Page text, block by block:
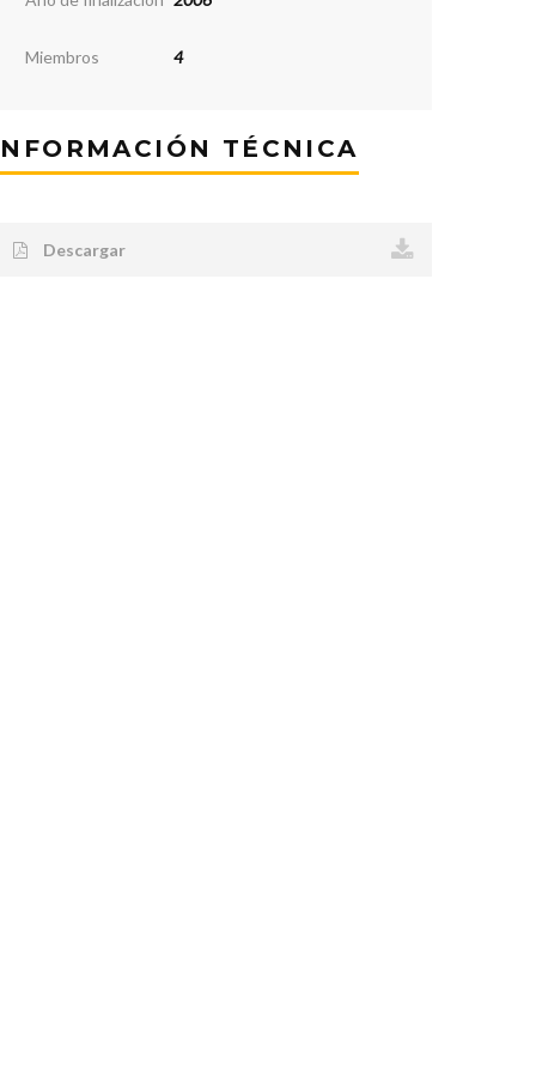
Miembros 4
TÉCNICA
Descargar